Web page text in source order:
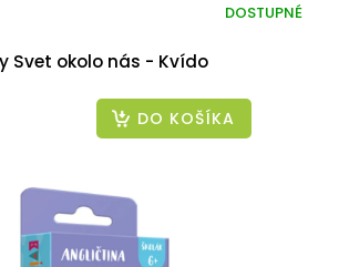
Svet okolo nás - Kvído
DOSTUPNÉ
DO KOŠÍKA